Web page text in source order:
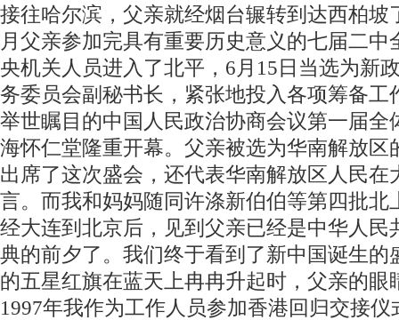
接往哈尔滨，父亲就经烟台辗转到达西柏坡
月父亲参加完具有重要历史意义的七届二中
央机关人员进入了北平，6月15日当选为新
务委员会副秘书长，紧张地投入各项筹备工
举世瞩目的中国人民政治协商会议第一届全
海怀仁堂隆重开幕。父亲被选为华南解放区
出席了这次盛会，还代表华南解放区人民在
言。而我和妈妈随同许涤新伯伯等第四批北
经大连到北京后，见到父亲已经是中华人民
典的前夕了。我们终于看到了新中国诞生的
的五星红旗在蓝天上冉冉升起时，父亲的眼
1997年我作为工作人员参加香港回归交接仪